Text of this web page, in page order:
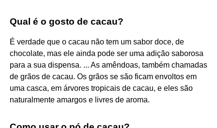
Qual é o gosto de cacau?
É verdade que o cacau não tem um sabor doce, de
chocolate, mas ele ainda pode ser uma adição saborosa
para a sua dispensa. ... As amêndoas, também chamadas
de grãos de cacau. Os grãos se são ficam envoltos em
uma casca, em árvores tropicais de cacau, e eles são
naturalmente amargos e livres de aroma.